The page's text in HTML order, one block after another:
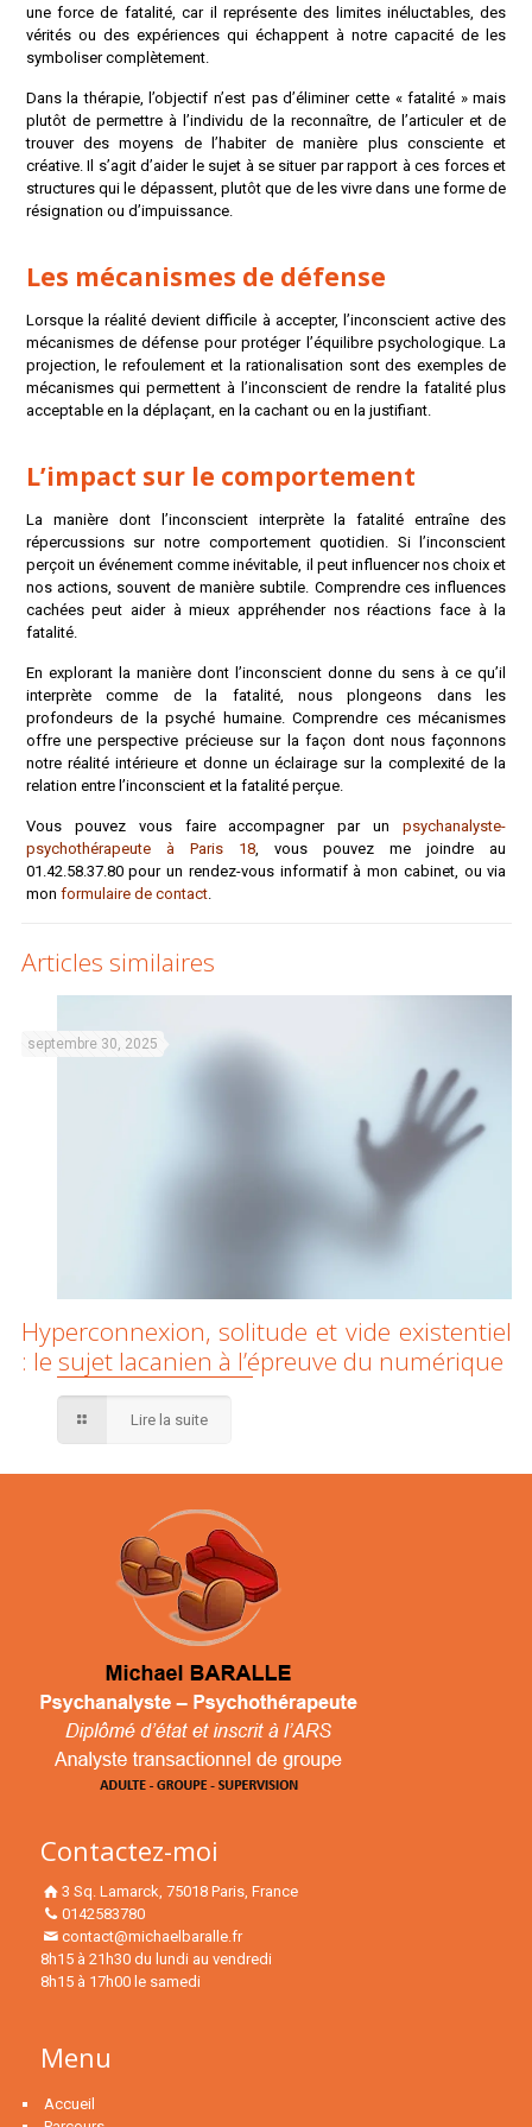
une force de fatalité, car il représente des limites inéluctables, des
vérités ou des expériences qui échappent à notre capacité de les
symboliser complètement.
Dans la thérapie, l’objectif n’est pas d’éliminer cette « fatalité » mais
plutôt de permettre à l’individu de la reconnaître, de l’articuler et de
trouver des moyens de l’habiter de manière plus consciente et
créative. Il s’agit d’aider le sujet à se situer par rapport à ces forces et
structures qui le dépassent, plutôt que de les vivre dans une forme de
résignation ou d’impuissance.
Les mécanismes de défense
Lorsque la réalité devient difficile à accepter, l’inconscient active des
mécanismes de défense pour protéger l’équilibre psychologique. La
projection, le refoulement et la rationalisation sont des exemples de
mécanismes qui permettent à l’inconscient de rendre la fatalité plus
acceptable en la déplaçant, en la cachant ou en la justifiant.
L’impact sur le comportement
La manière dont l’inconscient interprète la fatalité entraîne des
répercussions sur notre comportement quotidien. Si l’inconscient
perçoit un événement comme inévitable, il peut influencer nos choix et
nos actions, souvent de manière subtile. Comprendre ces influences
cachées peut aider à mieux appréhender nos réactions face à la
fatalité.
En explorant la manière dont l’inconscient donne du sens à ce qu’il
interprète comme de la fatalité, nous plongeons dans les
profondeurs de la psyché humaine. Comprendre ces mécanismes
offre une perspective précieuse sur la façon dont nous façonnons
notre réalité intérieure et donne un éclairage sur la complexité de la
relation entre l’inconscient et la fatalité perçue.
Vous pouvez vous faire accompagner par unpsychanalyste-
psychothérapeute à Paris 18, vous pouvez me joindre au
01.42.58.37.80 pour un rendez-vous informatif à mon cabinet, ou via
mon formulaire de contact.
Articles similaires
septembre 30, 2025
Hyperconnexion, solitude et vide existentiel
: le sujet lacanien à l’épreuve du numérique
Lire la suite
Contactez-moi
3 Sq. Lamarck, 75018 Paris, France
0142583780
contact@michaelbaralle.fr
8h15 à 21h30 du lundi au vendredi
8h15 à 17h00 le samedi
Menu
Accueil